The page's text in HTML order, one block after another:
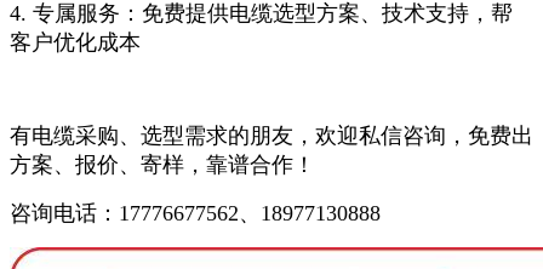
4. 专属服务：免费提供电缆选型方案、技术支持，帮
客户优化成本
有电缆采购、选型需求的朋友，欢迎私信咨询，免费出
方案、报价、寄样，靠谱合作！
咨询电话：17776677562、18977130888